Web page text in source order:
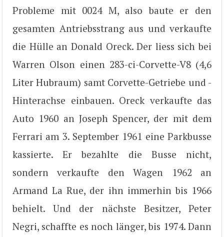
Probleme mit 0024 M, also baute er den
gesamten Antriebsstrang aus und verkaufte
die Hülle an Donald Oreck. Der liess sich bei
Warren Olson einen 283-ci-Corvette-V8 (4,6
Liter Hubraum) samt Corvette-Getriebe und -
Hinterachse einbauen. Oreck verkaufte das
Auto 1960 an Joseph Spencer, der mit dem
Ferrari am 3. September 1961 eine Parkbusse
kassierte. Er bezahlte die Busse nicht,
sondern verkaufte den Wagen 1962 an
Armand La Rue, der ihn immerhin bis 1966
behielt. Und der nächste Besitzer, Peter
Negri, schaffte es noch länger, bis 1974. Dann